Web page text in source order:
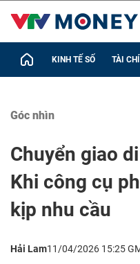
KINH TẾ SỐ TÀI
Góc nhìn
Chuyển giao
Khi công cụ
kịp nhu cầu
Hải Lam11/04/2026 15:25